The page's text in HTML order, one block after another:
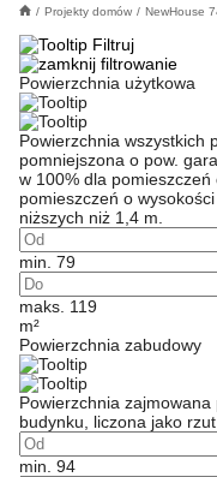
Projekty domów NewHouse
Filtruj
Powierzchnia użytkowa
Powierzchnia wszystkich
pomniejszona o pow.
w 100% dla
pomieszczeń o
niższych niż 1,4 m.
min. 79
maks. 119
m²
Powierzchnia zabudowy
Powierzchnia
budynku, liczona jako
min. 94